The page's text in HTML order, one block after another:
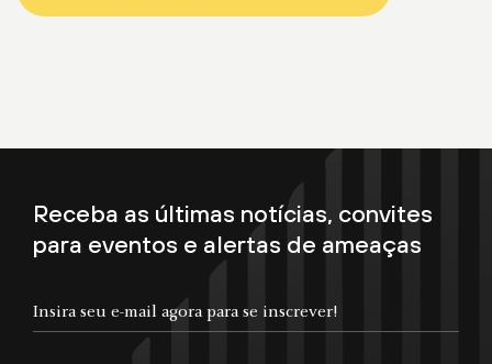
Receba as últimas notícias, convites
para eventos e alertas de ameaças